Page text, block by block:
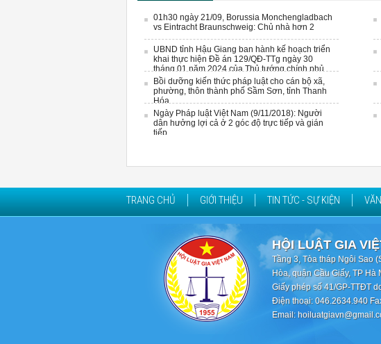
01h30 ngày 21/09, Borussia Monchengladbach
vs Eintracht Braunschweig: Chủ nhà hơn 2
UBND tỉnh Hậu Giang ban hành kế hoạch triển
khai thực hiện Đề án 129/QĐ-TTg ngày 30
tháng 01 năm 2024 của Thủ tướng chính phủ
Bồi dưỡng kiến thức pháp luật cho cán bộ xã,
phường, thôn thành phố Sầm Sơn, tỉnh Thanh
Hóa
Ngày Pháp luật Việt Nam (9/11/2018): Người
dân hưởng lợi cả ở 2 góc độ trực tiếp và gián
tiếp
TRANG CHỦ GIỚI THIỆU TIN TỨC - SỰ KIỆN
HỘI LUẬT GIA
Tầng 3, Tòa tháp Ngôi Sao
Hòa, quận Cầu Giấy, TP Hà
Giấy phép số 41/GP-TTĐT
Điện thoại: 046.2634.940
Email: